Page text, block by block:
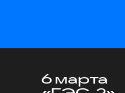
6 марта